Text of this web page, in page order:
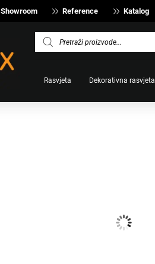
Showroom Reference Katalog
Products
search
Rasvjeta Dekorativna rasvjeta